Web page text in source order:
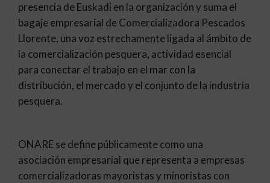
presencia de Euskadi en la organización y suma el
bagaje empresarial de Comercializadora Pescados
Llorente, una voz estrechamente ligada al ámbito de
la comercialización pesquera, actividad esencial
para conectar el trabajo en el mar con la
distribución, el mercado y el conjunto de la industria
pesquera.
​ONARE se define públicamente como una
asociación empresarial que representa a empresas
comercializadoras mayoristas y minoristas con